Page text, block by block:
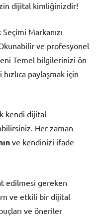
dijital kimliğinizdir!
Markanızı
ve profesyonel
Temel bilgilerinizi ön
paylaşmak için
kendi dijital
Her zaman
ve kendinizi ifade
edilmesi gereken
ve etkili bir dijital
ve öneriler